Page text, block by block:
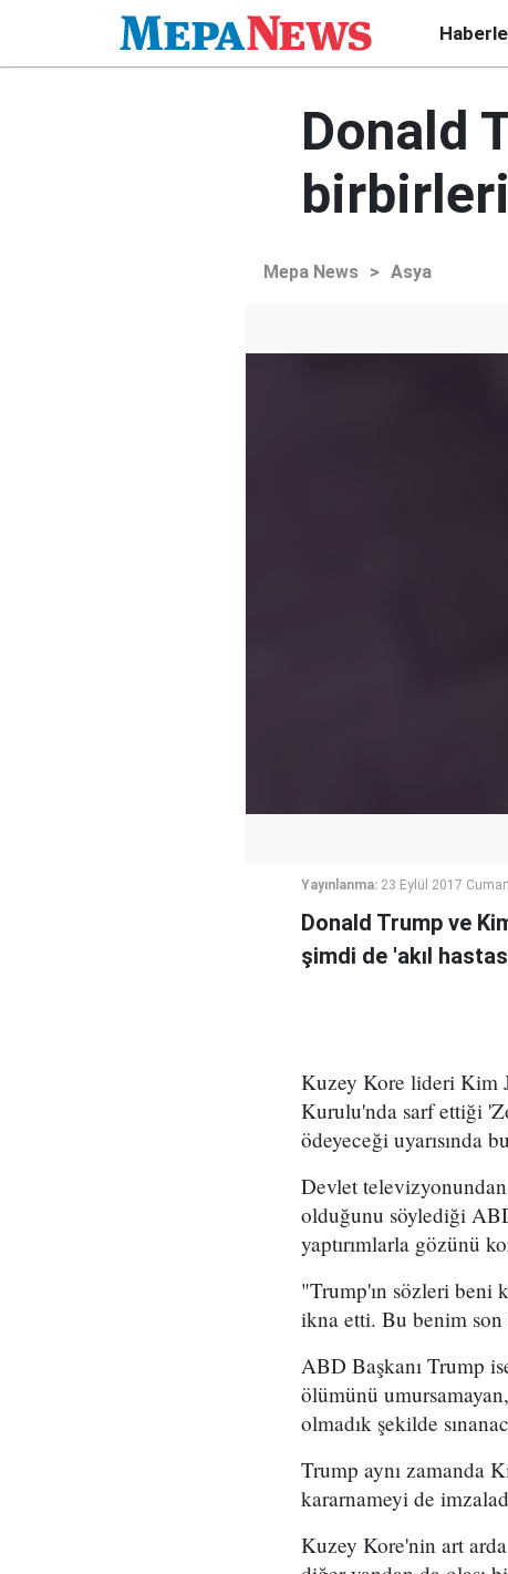
Donald
Mepa News > Asya
Yayınlanma: 23 Eylül 2017
Donald Trump ve
şimdi de 'akıl
Kuzey Kore lideri Kim
Kurulu'nda sarf ettiği
ödeyeceği uyarısında
Devlet
olduğunu söylediği
yaptırımlarla gözünü
"Trump'ın sözleri beni
ikna etti. Bu benim
ABD Başkanı Trump
ölümünü
olmadık şekilde
Trump aynı zamanda
kararnameyi de
Kuzey Kore'nin art